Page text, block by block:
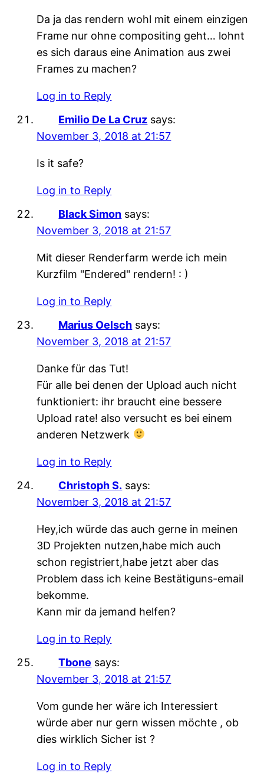
Da ja das rendern wohl mit einem einzigen
Frame nur ohne compositing geht… lohnt
es sich daraus eine Animation aus zwei
Frames zu machen?
Log in to Reply
Emilio De La Cruz says:
November 3, 2018 at 21:57
Is it safe?
Log in to Reply
Black Simon says:
November 3, 2018 at 21:57
Mit dieser Renderfarm werde ich mein
Kurzfilm "Endered" rendern! : )
Log in to Reply
Marius Oelsch says:
November 3, 2018 at 21:57
Danke für das Tut!
Für alle bei denen der Upload auch nicht
funktioniert: ihr braucht eine bessere
Upload rate! also versucht es bei einem
anderen Netzwerk
Log in to Reply
Christoph S. says:
November 3, 2018 at 21:57
Hey,ich würde das auch gerne in meinen
3D Projekten nutzen,habe mich auch
schon registriert,habe jetzt aber das
Problem dass ich keine Bestätiguns-email
bekomme.
Kann mir da jemand helfen?
Log in to Reply
Tbone says:
November 3, 2018 at 21:57
Vom gunde her wäre ich Interessiert
würde aber nur gern wissen möchte , ob
dies wirklich Sicher ist ?
Log in to Reply